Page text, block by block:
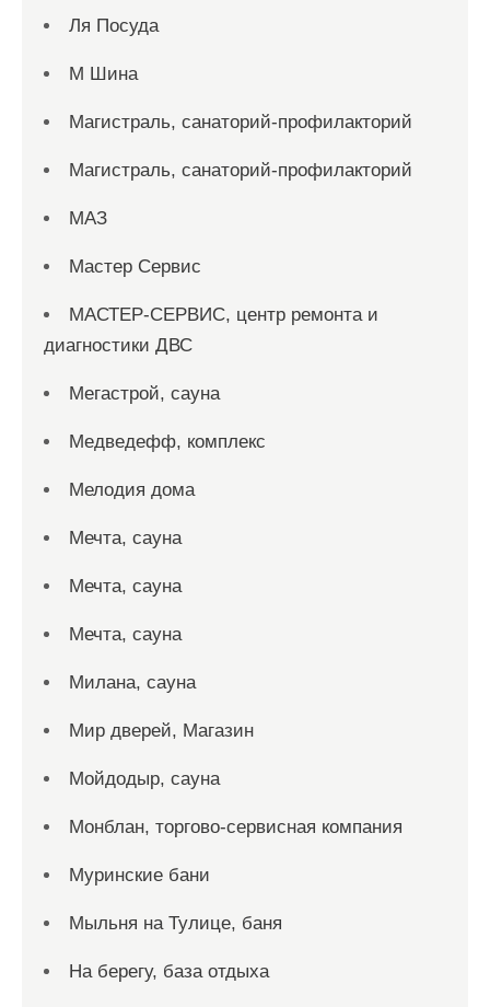
Ля Посуда
М Шина
Магистраль, санаторий-профилакторий
Магистраль, санаторий-профилакторий
МАЗ
Мастер Сервис
МАСТЕР-СЕРВИС, центр ремонта и
диагностики ДВС
Мегастрой, сауна
Медведефф, комплекс
Мелодия дома
Мечта, сауна
Мечта, сауна
Мечта, сауна
Милана, сауна
Мир дверей, Магазин
Мойдодыр, сауна
Монблан, торгово-сервисная компания
Муринские бани
Мыльня на Тулице, баня
На берегу, база отдыха